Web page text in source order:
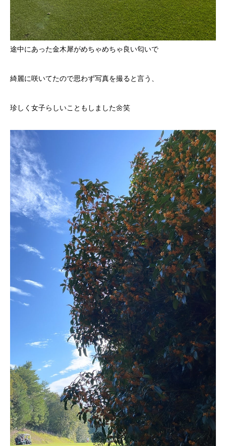
途中にあった金木犀がめちゃめちゃ良い匂いで
綺麗に咲いてたので思わず写真を撮ると言う、
珍しく女子らしいこともしました🌼笑